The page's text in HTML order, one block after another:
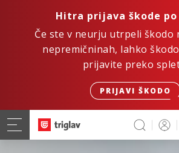
Hitra prijava škode
Če ste v neurju utrpeli škodo
nepremičninah, lahko
prijavite preko
PRIJAVI ŠKODO